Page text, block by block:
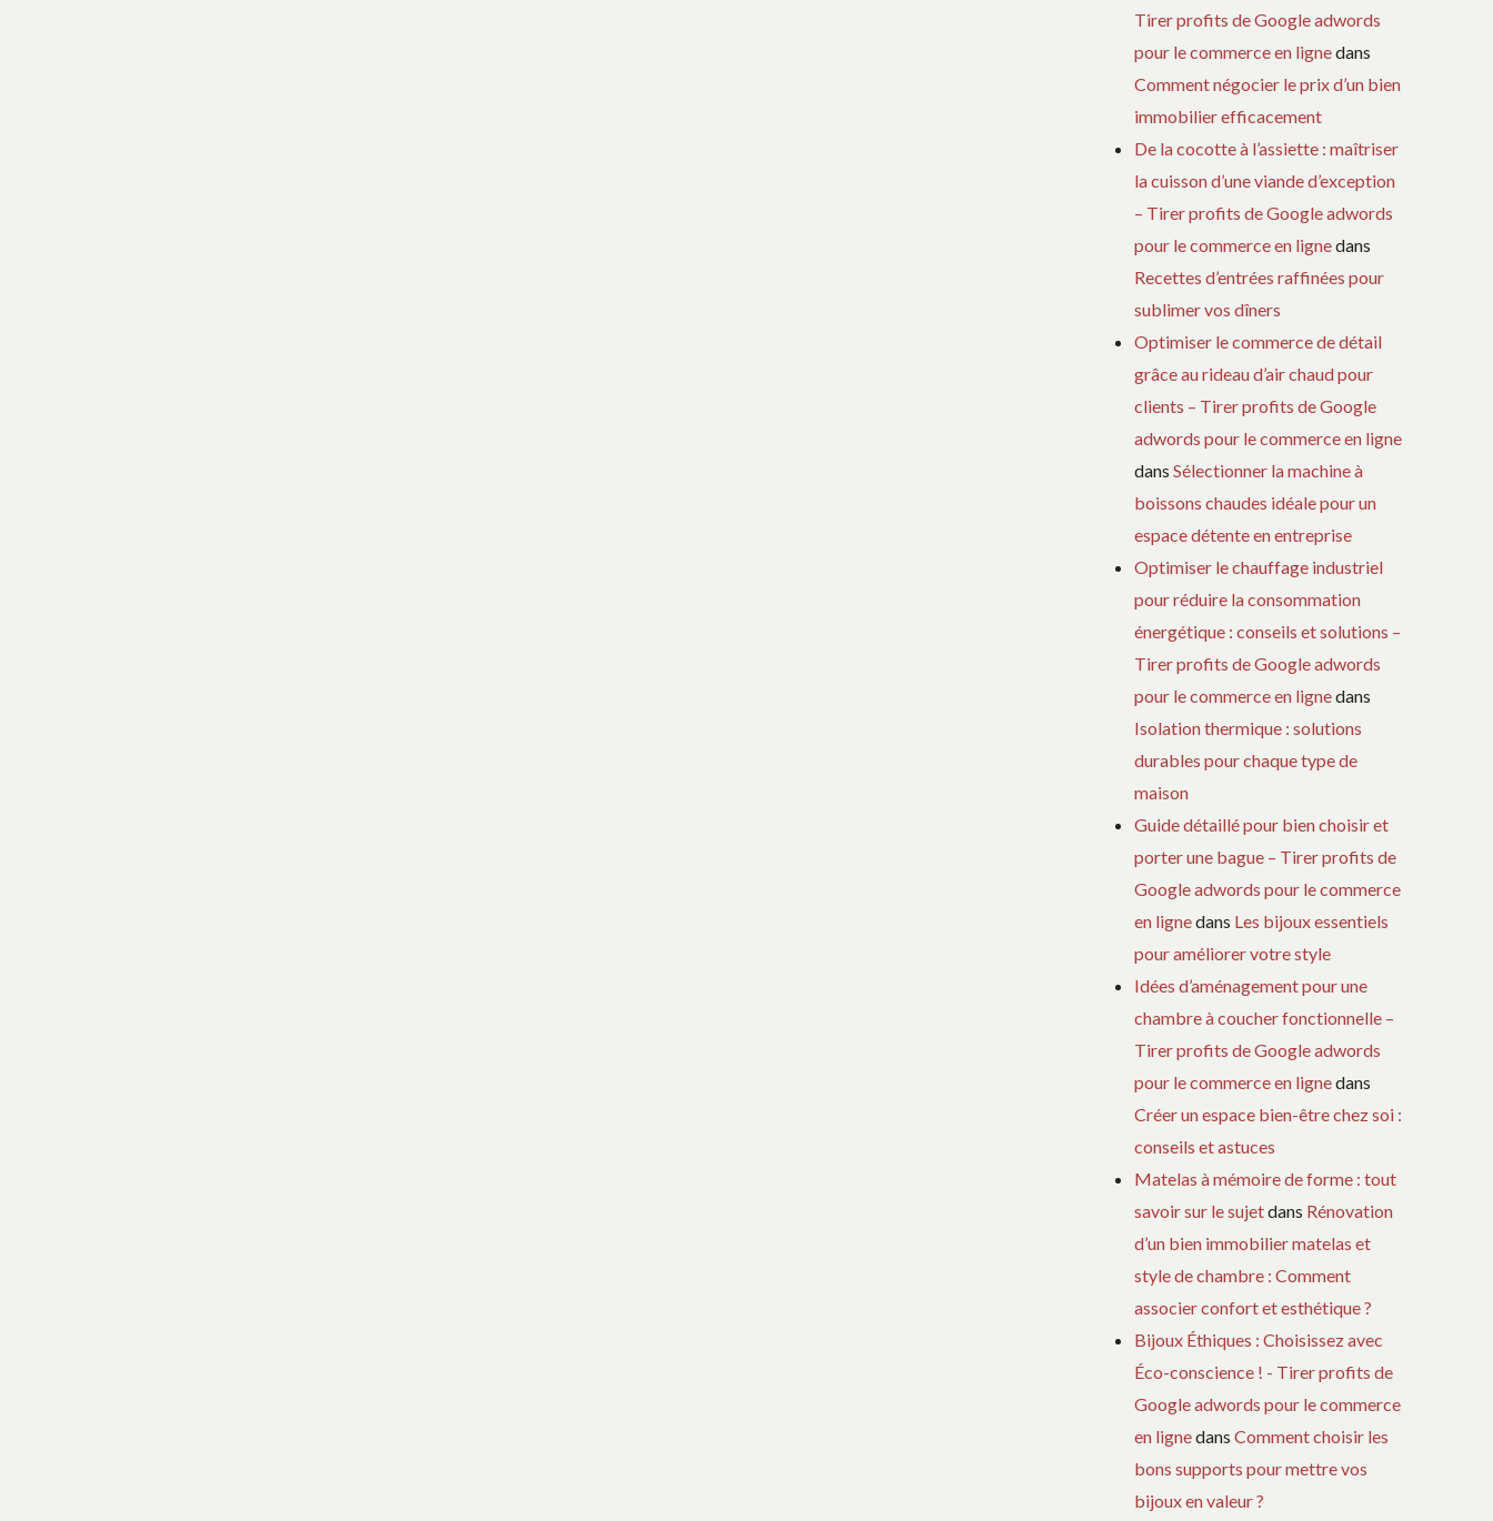
Tirer profits de Google adwords
pour le commerce en lignedans
Comment négocier le prix d’un bien
immobilier efficacement
De la cocotte à l’assiette : maîtriser
la cuisson d’une viande d’exception
– Tirer profits de Google adwords
pour le commerce en lignedans
Recettes d’entrées raffinées pour
sublimer vos dîners
Optimiser le commerce de détail
grâce au rideau d’air chaud pour
clients – Tirer profits de Google
adwords pour le commerce en ligne
dansSélectionner la machine à
boissons chaudes idéale pour un
espace détente en entreprise
Optimiser le chauffage industriel
pour réduire la consommation
énergétique : conseils et solutions –
Tirer profits de Google adwords
pour le commerce en lignedans
Isolation thermique : solutions
durables pour chaque type de
maison
Guide détaillé pour bien choisir et
porter une bague – Tirer profits de
Google adwords pour le commerce
en lignedans Les bijoux essentiels
pour améliorer votre style
Idées d’aménagement pour une
chambre à coucher fonctionnelle –
Tirer profits de Google adwords
pour le commerce en lignedans
Créer un espace bien-être chez soi :
conseils et astuces
Matelas à mémoire de forme : tout
savoir sur le sujetdans Rénovation
d’un bien immobilier matelas et
style de chambre : Comment
associer confort et esthétique ?
Bijoux Éthiques : Choisissez avec
Éco-conscience ! - Tirer profits de
Google adwords pour le commerce
en lignedansComment choisir les
bons supports pour mettre vos
bijoux en valeur ?